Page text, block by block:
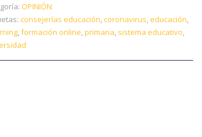
OPINIÓN
consejerías educación,coronavirus,educación,
,formación online,primaria, sistema educativo,